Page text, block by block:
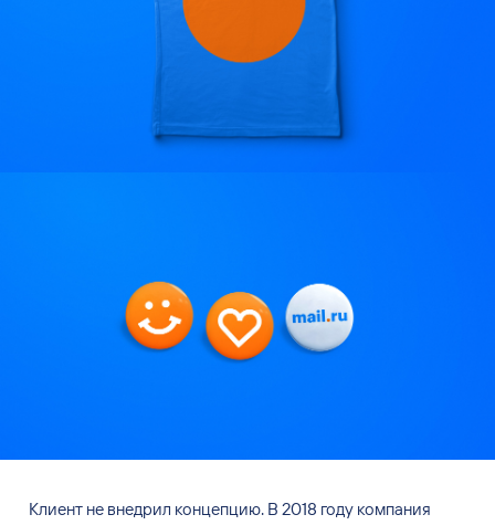
Клиент не внедрил концепцию. В 2018 году компания